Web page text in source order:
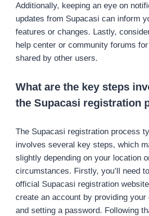
Additionally, keeping an eye on
updates from Supacasi can inform
features or changes. Lastly,
help center or community forums
shared by other users.
What are the key steps
the Supacasi registration
The Supacasi registration process
involves several key steps, which
slightly depending on your location
circumstances. Firstly, you’ll need
official Supacasi registration
create an account by providing your
and setting a password. Following